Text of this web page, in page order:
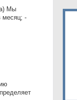
Мы
месяц; -